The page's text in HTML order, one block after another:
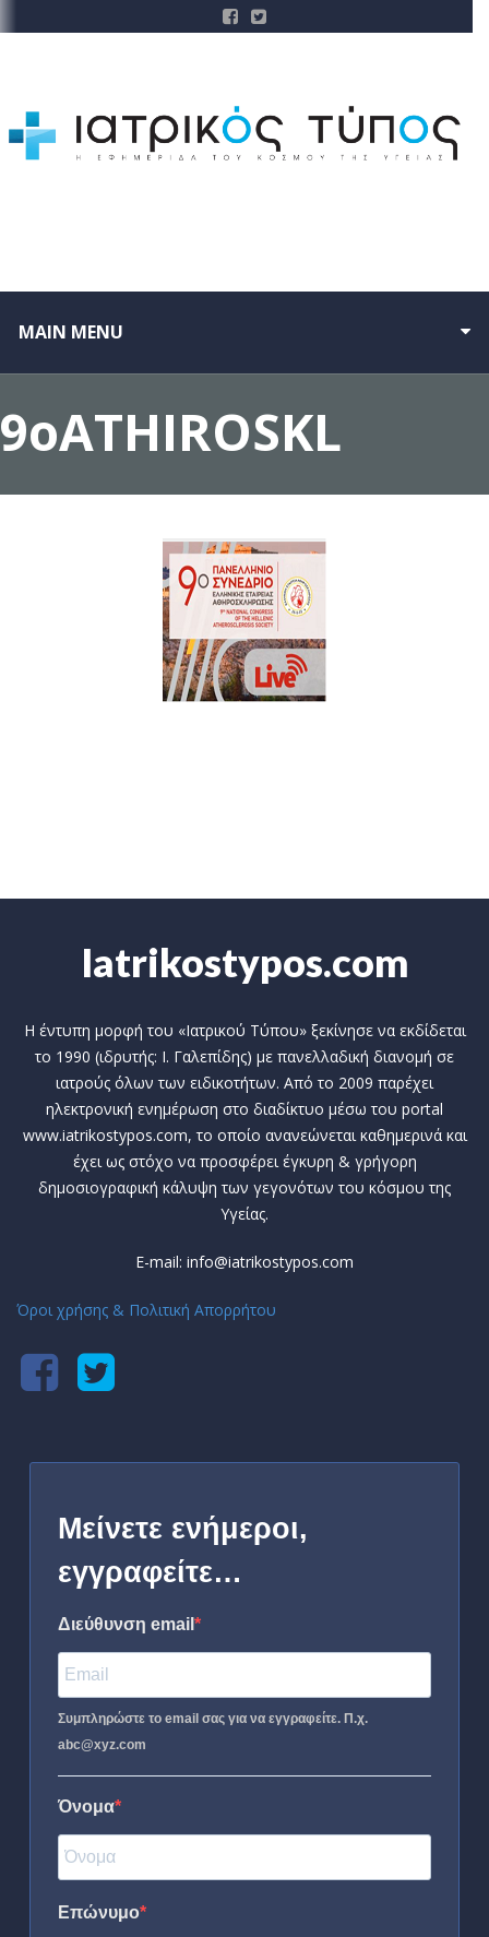
MAIN MENU
9oATHIROSKL
Iatrikostypos.com
Η έντυπη μορφή του «Ιατρικού Τύπου» ξεκίνησε να εκδίδεται
το 1990 (ιδρυτής: Ι. Γαλεπίδης) με πανελλαδική διανομή σε
ιατρούς όλων των ειδικοτήτων. Από το 2009 παρέχει
ηλεκτρονική ενημέρωση στο διαδίκτυο μέσω του portal
www.iatrikostypos.com, το οποίο ανανεώνεται καθημερινά και
έχει ως στόχο να προσφέρει έγκυρη & γρήγορη
δημοσιογραφική κάλυψη των γεγονότων του κόσμου της
Υγείας.
E-mail: info@iatrikostypos.com
Όροι χρήσης & Πολιτική Απορρήτου
Μείνετε ενήμεροι,
εγγραφείτε…
Διεύθυνση email
Συμπληρώστε το email σας για να εγγραφείτε. Π.χ.
abc@xyz.com
Όνομα
Επώνυμο